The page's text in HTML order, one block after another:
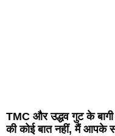
TMC और उद्धव गुट के बागी
की कोई बात नहीं, मैं आपके